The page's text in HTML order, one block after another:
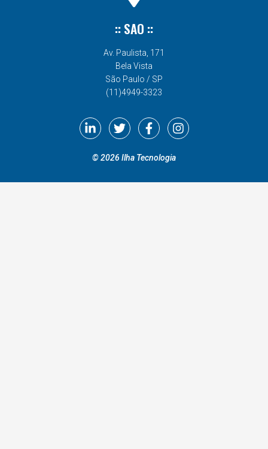
:: SAO ::
Av. Paulista, 171
Bela Vista
São Paulo / SP
(11)4949-3323
©2026 Ilha Tecnologia